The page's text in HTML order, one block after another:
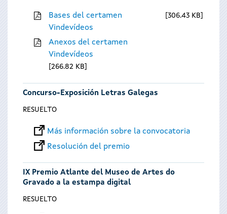
Bases del certamen
Vindevídeos
306.43 KB
Anexos del certamen
Vindevídeos
266.82 KB
Concurso-Exposición Letras Galegas
RESUELTO
Más información sobre la convocatoria
Resolución del premio
IX Premio Atlante del Museo de Artes do
Gravado a la estampa digital
RESUELTO